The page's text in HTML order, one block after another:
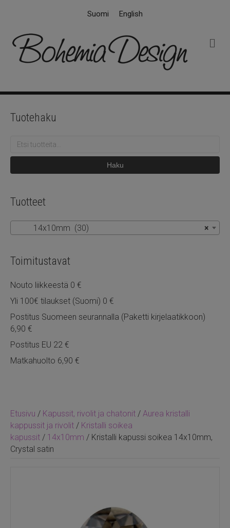
Suomi English
k
Etusivu / Kapussit, rivolit ja chatonit / Aurea kristalli
kappussit ja rivolit / Kristalli soikea
kapussit / 14x10mm / Kristalli kapussi soikea 14x10mm,
Crystal satin
Tuotehaku
Etsi:
Haku
Tuotteet
×
14x10mm (30)
Toimitustavat
Nouto liikkeestä 0 €
Yli 100€ tilaukset (Suomi) 0 €
Postitus Suomeen seurannalla (Paketti kirjelaatikkoon)
6,90 €
Postitus EU 22 €
Matkahuolto 6,90 €